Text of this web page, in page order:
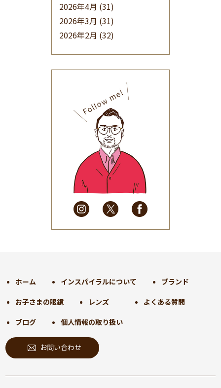
2026年4月 (31)
2026年3月 (31)
2026年2月 (32)
(32)
2025年9月(30)
2025年8月(31)
2025年7月(37)
2025年6月(48)
2025年5月
(41)
2025年4月
(32)
2025年3月(31)
2025年2月
(28)
2025年1月
(34)
2024年9月(30)
2024年7月(31)
2024年6月(30)
2024年5月
2024年4月 (32)
2024年2月(31)
ホーム インスパイラルについて ブランド
お子さまの眼鏡 レンズ よくある質問
ブログ 個人情報の取り扱い
お問い合わせ